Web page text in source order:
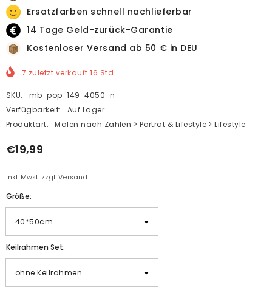
Ersatzfarben schnell nachlieferbar
14 Tage Geld-zurück-Garantie
Kostenloser Versand ab 50 € in DEU
7 zuletzt verkauft16 Std.
SKU:
mb-pop-149-4050-n
Verfügbarkeit:
Auf Lager
Produktart:
Malen nach Zahlen > Porträt & Lifestyle > Lifestyle
€19,99
inkl. Mwst. zzgl. Versand
Größe:
Keilrahmen Set: